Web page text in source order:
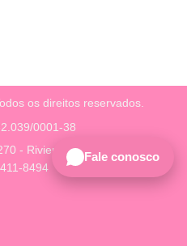
os direitos reservados.
0001-38
- Riviera, São Paulo - SP
8494
Fale conosco